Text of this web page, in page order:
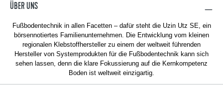
ÜBER UNS
Fußbodentechnik in allen Facetten – dafür steht die Uzin Utz SE, ein
börsennotiertes Familienunternehmen. Die Entwicklung vom kleinen
regionalen Klebstoffhersteller zu einem der weltweit führenden
Hersteller von Systemprodukten für die Fußbodentechnik kann sich
sehen lassen, denn die klare Fokussierung auf die Kernkompetenz
Boden ist weltweit einzigartig.